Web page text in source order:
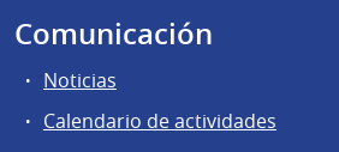
Comunicación
Noticias
Calendario de actividades